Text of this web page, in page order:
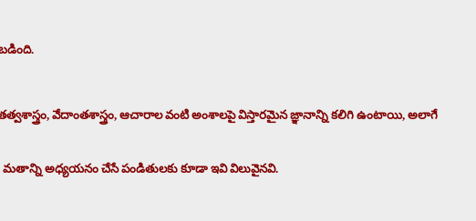
వేదాంతశాస్త్రం, ఆచారాల వంటి అంశాలపై విస్తారమైన జ్ఞానాన్ని కలిగి ఉంటాయి, అలాగే
అధ్యయనం చేసే పండితులకు కూడా ఇవి విలువైనవి.